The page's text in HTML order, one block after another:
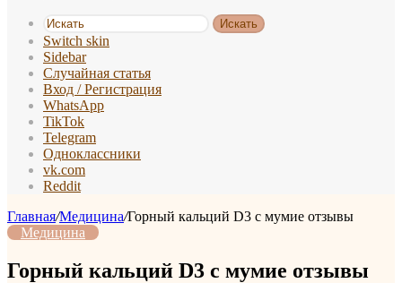
Искать
Switch skin
Sidebar
Случайная статья
Вход / Регистрация
WhatsApp
TikTok
Telegram
Одноклассники
vk.com
Reddit
Главная/Медицина/Горный кальций D3 с мумие отзывы
Медицина
Горный кальций D3 с мумие отзывы